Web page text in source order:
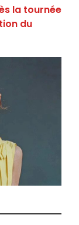
la tournée
du